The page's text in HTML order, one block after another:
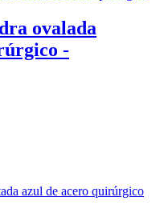
ovalada
-